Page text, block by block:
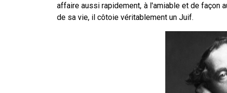
affaire aussi rapidement, à l'amiable et de façon
de sa vie, il côtoie véritablement un Juif.